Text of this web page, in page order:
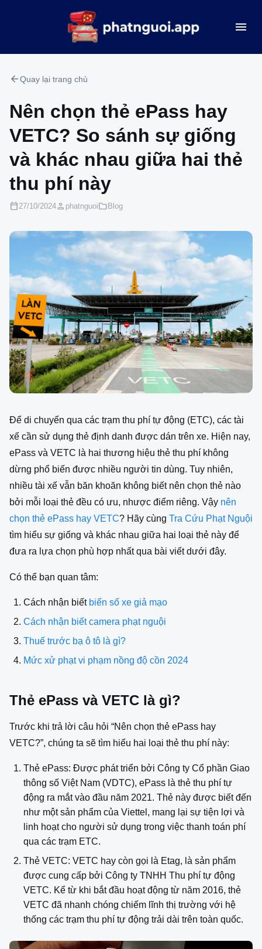
menu
arrow_backQuay lại trang chủ
Nên chọn thẻ ePass hay
VETC? So sánh sự giống
và khác nhau giữa hai thẻ
thu phí này
calendar_today27/10/2024person phatnguoifolder Blog
Để di chuyển qua các trạm thu phí tự động (ETC), các tài
xế cần sử dụng thẻ định danh được dán trên xe. Hiện nay,
ePass và VETC là hai thương hiệu thẻ thu phí không
dừng phổ biến được nhiều người tin dùng. Tuy nhiên,
nhiều tài xế vẫn băn khoăn không biết nên chọn thẻ nào
bởi mỗi loại thẻ đều có ưu, nhược điểm riêng. Vậy nên
chọn thẻ ePass hay VETC? Hãy cùng Tra Cứu Phạt Nguội
tìm hiểu sự giống và khác nhau giữa hai loại thẻ này để
đưa ra lựa chọn phù hợp nhất qua bài viết dưới đây.
Có thể bạn quan tâm:
Cách nhận biết biển số xe giả mạo
Cách nhận biết camera phạt nguội
Thuế trước bạ ô tô là gì?
Mức xử phạt vi phạm nồng độ cồn 2024
Thẻ ePass và VETC là gì?
Trước khi trả lời câu hỏi “Nên chọn thẻ ePass hay
VETC?”, chúng ta sẽ tìm hiểu hai loại thẻ thu phí này:
Thẻ ePass: Được phát triển bởi Công ty Cổ phần Giao
thông số Việt Nam (VDTC), ePass là thẻ thu phí tự
động ra mắt vào đầu năm 2021. Thẻ này được biết đến
như một sản phẩm của Viettel, mang lại sự tiện lợi và
linh hoạt cho người sử dụng trong việc thanh toán phí
qua các trạm ETC.
Thẻ VETC: VETC hay còn gọi là Etag, là sản phẩm
được cung cấp bởi Công ty TNHH Thu phí tự động
VETC. Kể từ khi bắt đầu hoạt động từ năm 2016, thẻ
VETC đã nhanh chóng chiếm lĩnh thị trường với hệ
thống các trạm thu phí tự động trải dài trên toàn quốc.